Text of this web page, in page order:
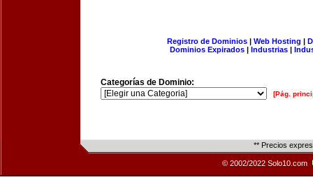
Registro de Dominios| Web Hosting |
Dominios Expirados | Industrias |
Categorías de Dominio:
[Pág.
** Precios
© 2002/2022 Solo10.com